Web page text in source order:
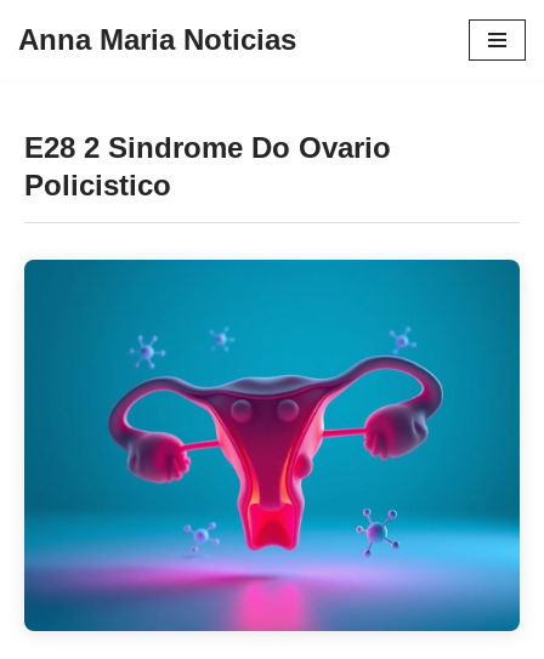
conteúdo
Anna Maria Noticias
E28 2 Sindrome Do Ovario
Policistico